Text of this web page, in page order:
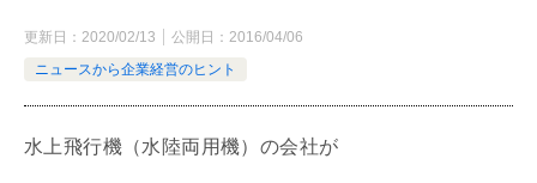
更新日： 2020/02/13 公開日： 2016/04/06
ニュースから企業経営のヒント
水上飛行機（水陸両用機）の会社が